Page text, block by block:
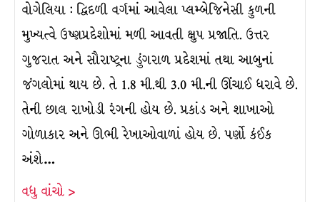
વોગેલિયા : દ્વિદળી વર્ગમાં આવેલા પ્લમ્બેજિનેસી કુળની
મુખ્યત્વે ઉષ્ણપ્રદેશોમાં મળી આવતી ક્ષુપ પ્રજાતિ. ઉત્તર
ગુજરાત અને સૌરાષ્ટ્રના ડુંગરાળ પ્રદેશમાં તથા આબુનાં
જંગલોમાં થાય છે. તે 1.8 મી.થી 3.0 મી.ની ઊંચાઈ ધરાવે છે.
તેની છાલ રાખોડી રંગની હોય છે. પ્રકાંડ અને શાખાઓ
ગોળાકાર અને ઊભી રેખાઓવાળાં હોય છે. પર્ણો કંઈક
અંશે…
વધુ વાંચો >